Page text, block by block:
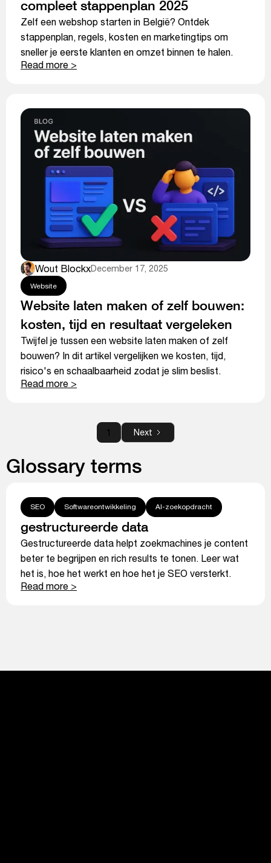
compleet stappenplan 2025
Zelf een webshop starten in België? Ontdek
stappenplan, regels, kosten en marketingtips om
sneller je eerste klanten en omzet binnen te halen.
Read more >
Wout BlockxDecember 17, 2025
Website
Website laten maken of zelf bouwen:
kosten, tijd en resultaat vergeleken
Twijfel je tussen een website laten maken of zelf
bouwen? In dit artikel vergelijken we kosten, tijd,
risico's en schaalbaarheid zodat je slim beslist.
Read more >
1 Next
Glossary terms
SEO Softwareontwikkeling AI-zoekopdracht
gestructureerde data
Gestructureerde data helpt zoekmachines je content
beter te begrijpen en rich results te tonen. Leer wat
het is, hoe het werkt en hoe het je SEO versterkt.
Read more >